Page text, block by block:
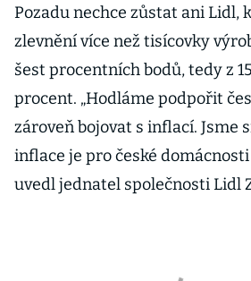
Pozadu nechce zůstat ani Lidl,
zlevnění více než tisícovky
šest procentních bodů, tedy z
procent. „Hodláme podpořit
zároveň bojovat s inflací. Jsme
inflace je pro české domácnosti
uvedl jednatel společnosti Lidl